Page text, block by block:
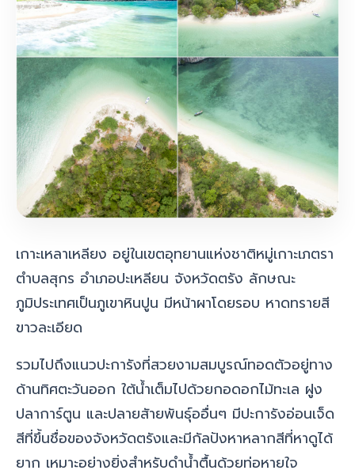
เกาะเหลาเหลียง อยู่ในเขตอุทยานแห่งชาติหมู่เกาะเภตรา
ตำบลสุกร อำเภอปะเหลียน จังหวัดตรัง ลักษณะ
ภูมิประเทศเป็นภูเขาหินปูน มีหน้าผาโดยรอบ หาดทรายสี
ขาวละเอียด
รวมไปถึงแนวปะการังที่สวยงามสมบูรณ์ทอดตัวอยู่ทาง
ด้านทิศตะวันออก ใต้น้ำเต็มไปด้วยกอดอกไม้ทะเล ฝูง
ปลาการ์ตูน และปลายสัายพันธุ์ออื่นๆ มีปะการังอ่อนเจ็ด
สีที่ขึ้นชื่อของจังหวัดตรังและมีกัลปังหาหลากสีที่หาดูได้
ยาก เหมาะอย่างยิ่งสำหรับดำน้ำตื้นด้วยท่อหายใจ